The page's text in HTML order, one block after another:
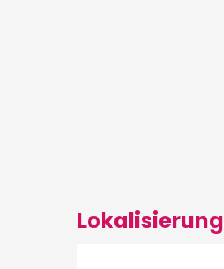
Lokalisierung